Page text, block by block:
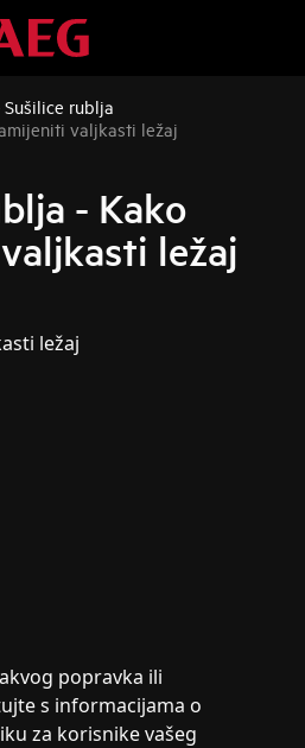
rublja
valjkasti ležaj
- Kako
ležaj
ležaj
popravka ili
s informacijama o
za korisnike vašeg